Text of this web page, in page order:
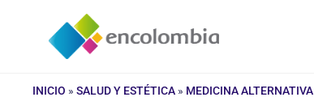
contenido
INICIO » SALUD Y ESTÉTICA » MEDICINA ALTERNATIVA